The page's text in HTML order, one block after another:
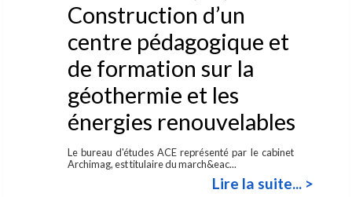
Construction d’un
centre pédagogique et
de formation sur la
géothermie et les
énergies renouvelables
Le bureau d'études ACE représenté par le cabinet
Archimag, est titulaire du march&eac...
Lire la suite... >